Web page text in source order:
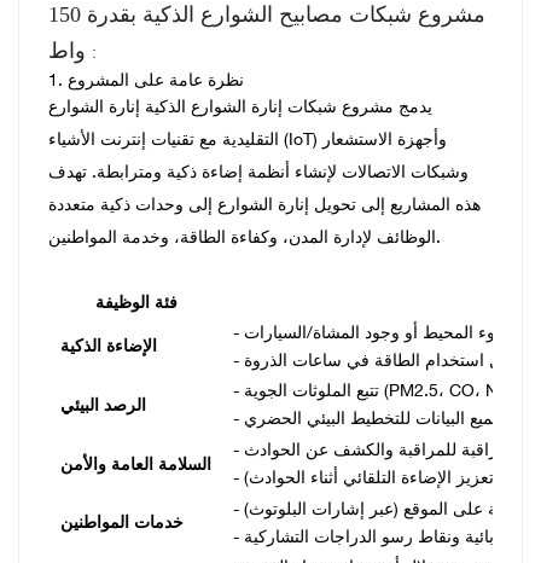
مشروع شبكات مصابيح الشوارع الذكية بقدرة 150
:
1. نظرة عامة على المشروع
يدمج مشروع شبكات إنارة الشوارع الذكية إنارة الشوارع
التقليدية مع تقنيات إنترنت الأشياء (IoT) وأجهزة الاستشعار
وشبكات الاتصالات لإنشاء أنظمة إضاءة ذكية ومترابطة. تهدف
هذه المشاريع إلى تحويل إنارة الشوارع إلى وحدات ذكية متعددة
الوظائف لإدارة المدن، وكفاءة الطاقة، وخدمة المواطنين.
فئة الوظيفة
الإضاءة الذكية
الرصد البيئي
السلامة العامة والأمن
خدمات المواطنين